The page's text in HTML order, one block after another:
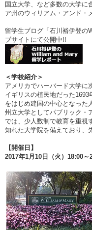
国立大学、など多数の大学に
ア州のウィリアム・アンド・
留学生ブログ「石川裕伊登の
ブサイトにて公開中!!
＜学校紹介＞
アメリカでハーバード大学に
イギリスの植民地だった
をはじめ建国の中心となった
州立大学としてパブリック・
では、少人数制で教育を重視
知れた大学院を備えており、
【開催日】
2017年1月10日（火）18:00～